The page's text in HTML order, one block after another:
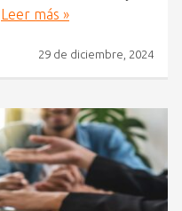
Leer más »
29 de diciembre, 2024